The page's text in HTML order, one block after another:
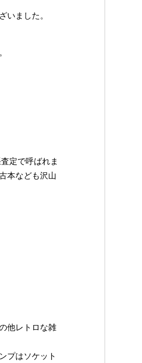
いました。
定で呼ばれま
本なども沢山
他レトロな雑
プはソケット